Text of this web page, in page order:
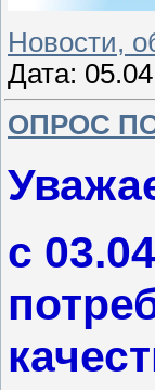
Новости,
Дата:
ОПРОС
с